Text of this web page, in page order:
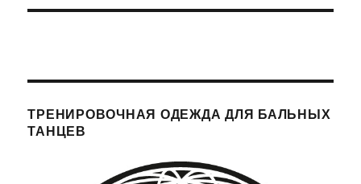
ТРЕНИРОВОЧНАЯ ОДЕЖДА ДЛЯ БАЛЬНЫХ
ТАНЦЕВ